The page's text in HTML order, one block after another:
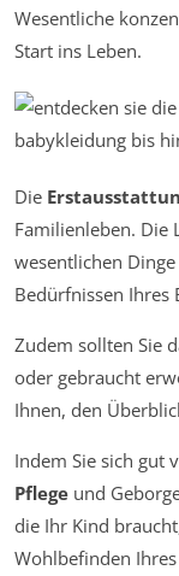
Wesentliche
Start ins Leben.
Die
Familienleben. Die
wesentlichen
Bedürfnissen
Zudem sollten Sie
oder gebraucht
Ihnen, den
Indem Sie sich gut
Pflege und
die Ihr Kind
Wohlbefinden